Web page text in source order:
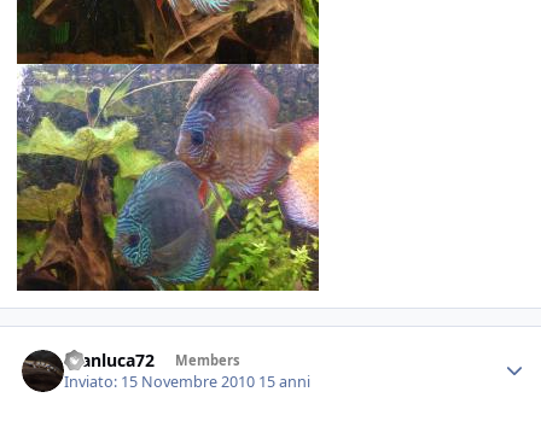
Gianluca72 Members
Inviato: 15 Novembre 2010 15 anni